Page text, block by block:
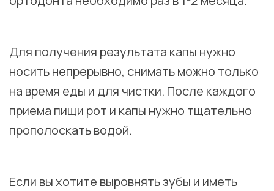
Для получения результата капы нужно
носить непрерывно, снимать можно только
на время еды и для чистки. После каждого
приема пищи рот и капы нужно тщательно
прополоскать водой.
Если вы хотите выровнять зубы и иметь